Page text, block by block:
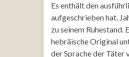
Es enthält den
aufgeschrieben hat.
zu seinem
hebräische Original
der Sprache der